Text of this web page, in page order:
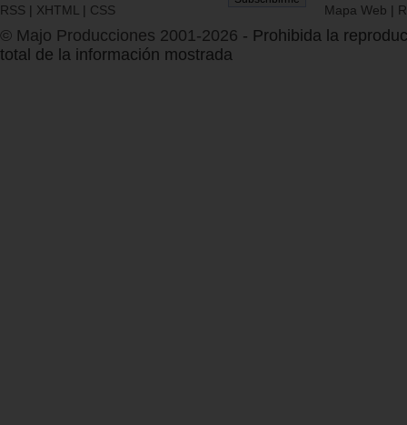
RSS | XHTML | CSS Mapa Web |
© Majo Producciones 2001-2026 - Prohibida la
total de la información mostrada